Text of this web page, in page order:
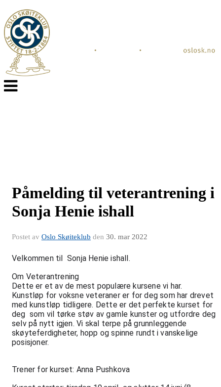
Veksle
navigasjon
Påmelding til veterantrening i
Sonja Henie ishall
Postet av Oslo Skøiteklub den 30. mar 2022
Velkommen til  Sonja Henie ishall.
Om Veterantrening
Dette er et av de mest populære kursene vi har.
Kunstløp for voksne veteraner er for deg som har drevet
med kunstløp tidligere. Dette er det perfekte kurset for
deg  som vil tørke støv av gamle kunster og utfordre deg
selv på nytt igjen. Vi skal terpe på grunnleggende
skøyteferdigheter, hopp og spinne rundt i vanskelige
posisjoner.
Trener for kurset: Anna Pushkova